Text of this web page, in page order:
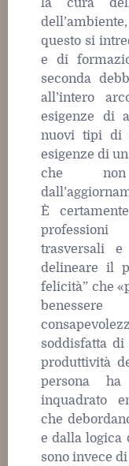
la cura
questo si
e di
seconda
all’intero
esigenze di
nuovi tipi di
esigenze di
che non
È
trasversali
delineare il
felicità” che
soddisfatta
produttività
persona
inquadrato
che
e dalla logica
sono invece